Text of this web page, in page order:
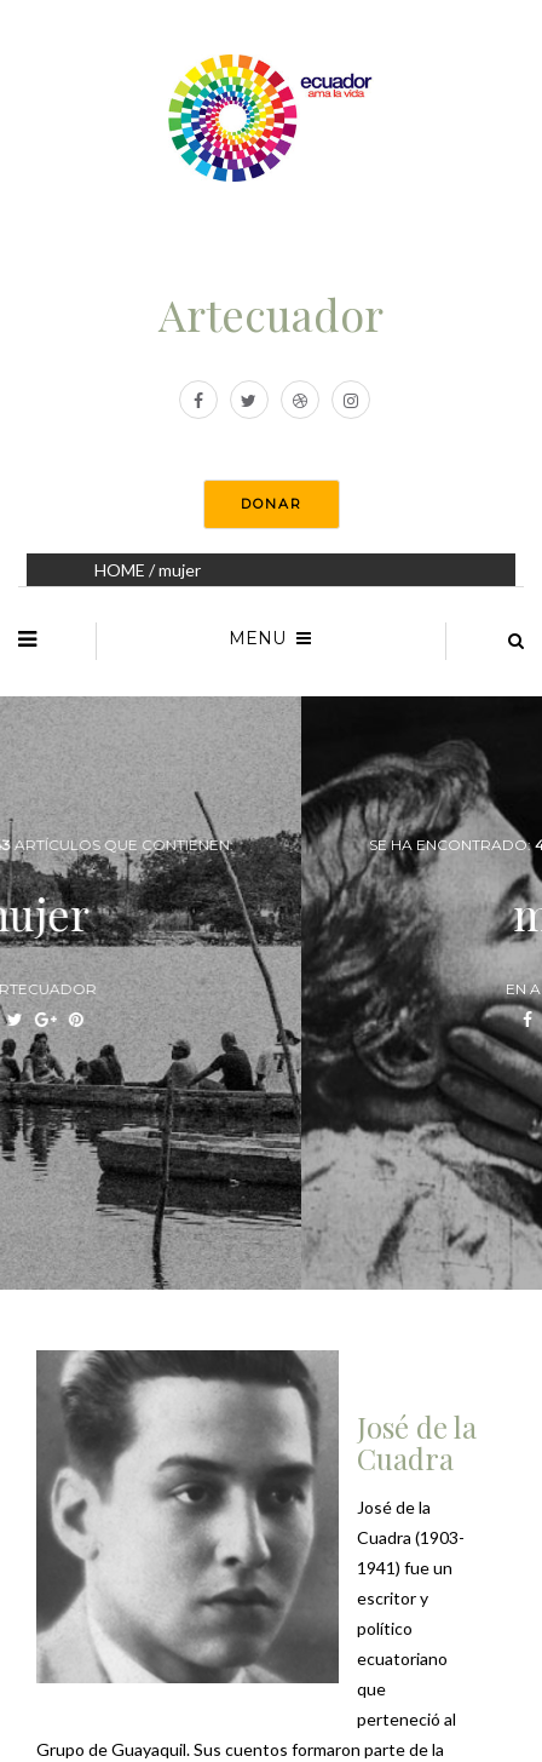
Artecuador
DONAR
HOME / mujer
MENU
SE HA ENCONTRADO:43ARTÍCULOS QUE CONTIENEN:
mujer
EN ARTECUADOR
José de la
Cuadra
José de la
Cuadra (1903-
1941) fue un
escritor y
político
ecuatoriano
que
perteneció al
Grupo de Guayaquil. Sus cuentos formaron parte de la